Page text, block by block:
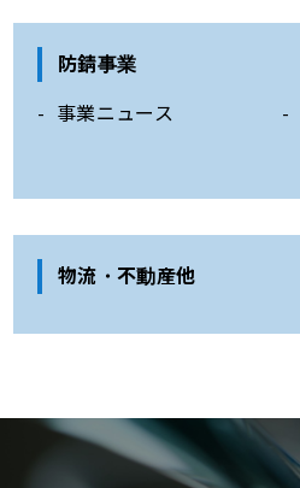
防錆事業
事業ニュース
物流・不動産他